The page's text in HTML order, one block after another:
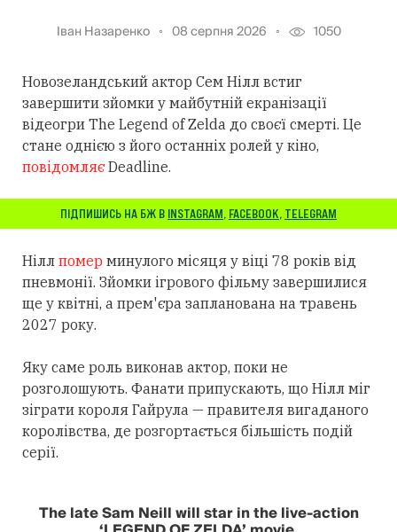
Іван Назаренко 08 серпня 2026 1050
Новозеландський актор Сем Нілл встиг
завершити зйомки у майбутній екранізації
відеогри The Legend of Zelda до своєї смерті. Це
стане однією з його останніх ролей у кіно,
повідомляєDeadline.
ПІДПИШИСЬ НА БЖ В INSTAGRAM, FACEBOOK, TELEGRAM
Нілл помер минулого місяця у віці 78 років від
пневмонії. Зйомки ігрового фільму завершилися
ще у квітні, а прем'єра запланована на травень
2027 року.
Яку саме роль виконав актор, поки не
розголошують. Фанати припускають, що Нілл міг
зіграти короля Гайрула — правителя вигаданого
королівства, де розгортається більшість подій
серії.
The late Sam Neill will star in the live-action